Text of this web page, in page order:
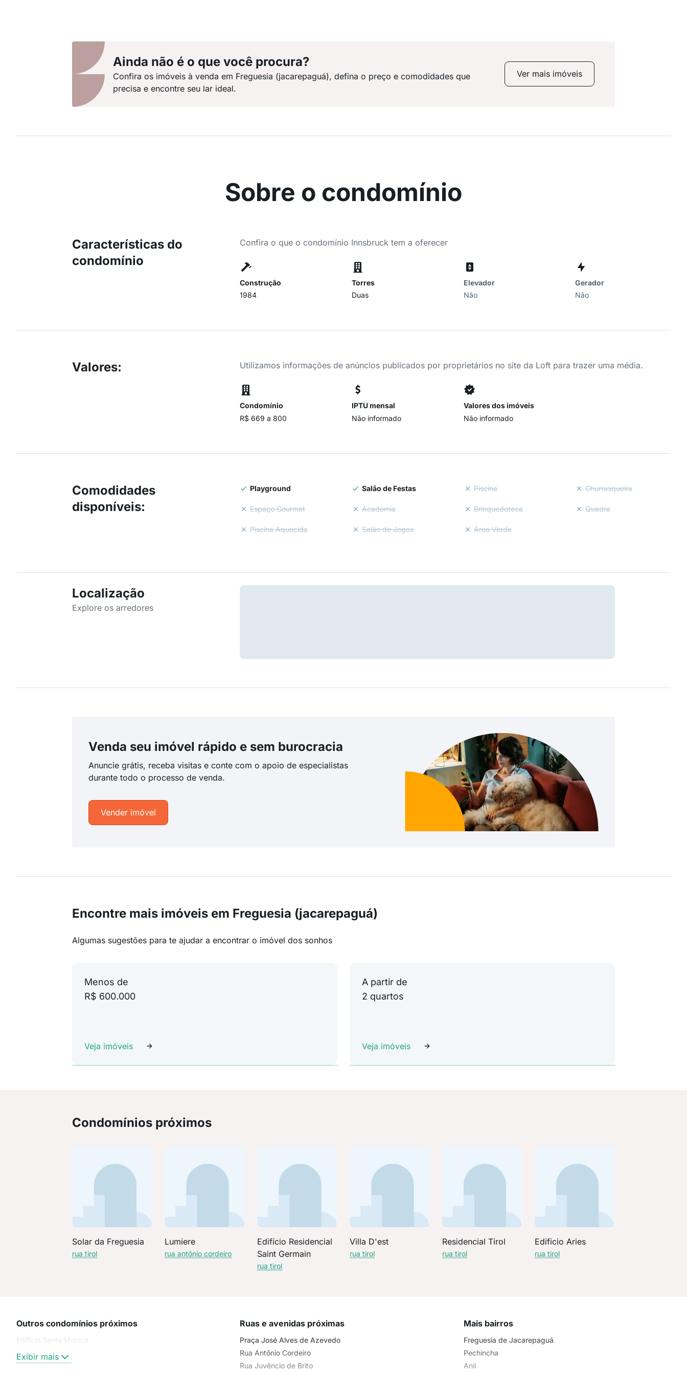
Ainda não é o que você procura?
Confira os imóveis à venda em Freguesia (jacarepaguá), defina o preço e comodidades que
precisa e encontre seu lar ideal.
Ver mais imóveis
Sobre o condomínio
Características do
condomínio
Confira o que o condomínio Innsbruck tem a oferecer
Construção
1984
Torres
Duas
Elevador
Não
Gerador
Não
Valores: Utilizamos informações de anúncios publicados por proprietários no site da Loft para trazer uma média.
Condomínio
R$ 669 a 800
IPTU mensal
Não informado
Valores dos imóveis
Não informado
Comodidades
disponíveis:
Playground Salão de Festas Piscina Churrasqueira
Espaço Gourmet Academia Brinquedoteca Quadra
Piscina Aquecida Salão de Jogos Área Verde
Localização
Explore os arredores
Venda seu imóvel rápido e sem burocracia
Anuncie grátis, receba visitas e conte com o apoio de especialistas
durante todo o processo de venda.
Vender imóvel
Encontre mais imóveis em Freguesia (jacarepaguá)
Algumas sugestões para te ajudar a encontrar o imóvel dos sonhos
Menos de
R$ 600.000
Veja imóveis
A partir de
2 quartos
Veja imóveis
Condomínios próximos
Solar da Freguesia
rua tirol
Lumiere
rua antônio cordeiro
Edifício Residencial
Saint Germain
rua tirol
Villa D'est
rua tirol
Residencial Tirol
rua tirol
Edificio Aries
rua tirol
Outros condomínios próximos
Edificio Santa Monica
Exibir mais
Ruas e avenidas próximas
Praça José Alves de Azevedo
Rua Antônio Cordeiro
Rua Juvêncio de Brito
Mais bairros
Freguesia de Jacarepaguá
Pechincha
Anil